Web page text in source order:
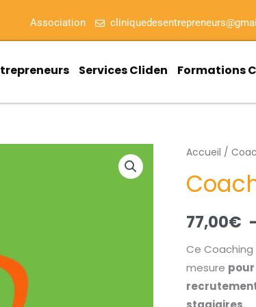
Association
Services Cliden Formations
Accueil /
77,00€
Ce
mesure
quantité
Coaching
Salarié